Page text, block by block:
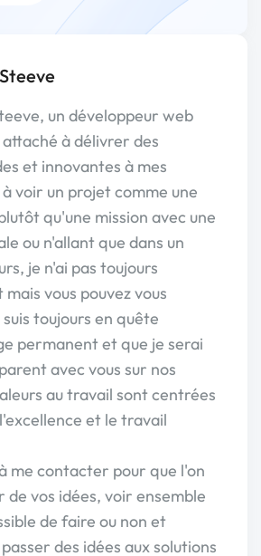
un développeur web
à délivrer des
et innovantes à mes
voir un projet comme une
qu'une mission avec une
ou n'allant que dans un
je n'ai pas toujours
vous pouvez vous
toujours en quête
permanent et que je serai
avec vous sur nos
au travail sont centrées
et le travail
me contacter pour que l'on
de vos idées, voir ensemble
de faire ou non et
des idées aux solutions